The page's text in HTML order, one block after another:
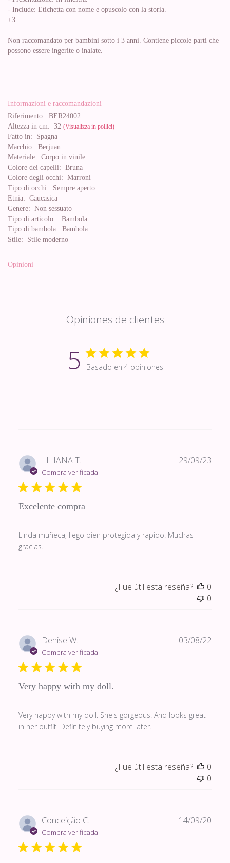
- Include: Etichetta con nome e opuscolo con la storia.
+3.
Non raccomandato per bambini sotto i 3 anni. Contiene piccole parti che
possono essere ingerite o inalate.
Informazioni e raccomandazioni
Riferimento: BER24002
Altezza in cm: 32 (Visualizza in pollici)
Fatto in: Spagna
Marchio: Berjuan
Materiale: Corpo in vinile
Colore dei capelli: Bruna
Colore degli occhi: Marroni
Tipo di occhi: Sempre aperto
Etnia: Caucasica
Genere: Non sessuato
Tipo di articolo : Bambola
Tipo di bambola: Bambola
Stile: Stile moderno
Opinioni
Opiniones de clientes
5 Basado en 4 opiniones
LILIANA T.
Compra verificada
Excelente compra
Linda muñeca, llego bien protegida y rapido. Muchas
gracias.
29/09/23
¿Fue útil esta reseña?
0
0
Denise W.
Compra verificada
Very happy with my doll.
Very happy with my doll. She's gorgeous. And looks great
in her outfit. Definitely buying more later.
03/08/22
¿Fue útil esta reseña?
0
0
Conceição C.
Compra verificada
14/09/20